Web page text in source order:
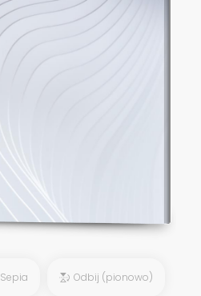
Sepia Odbij (pionowo)